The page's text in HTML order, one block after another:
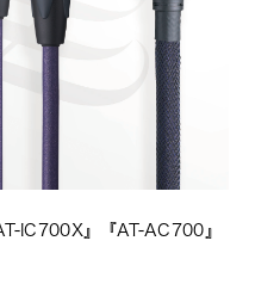
IC700X』 『AT-AC700』